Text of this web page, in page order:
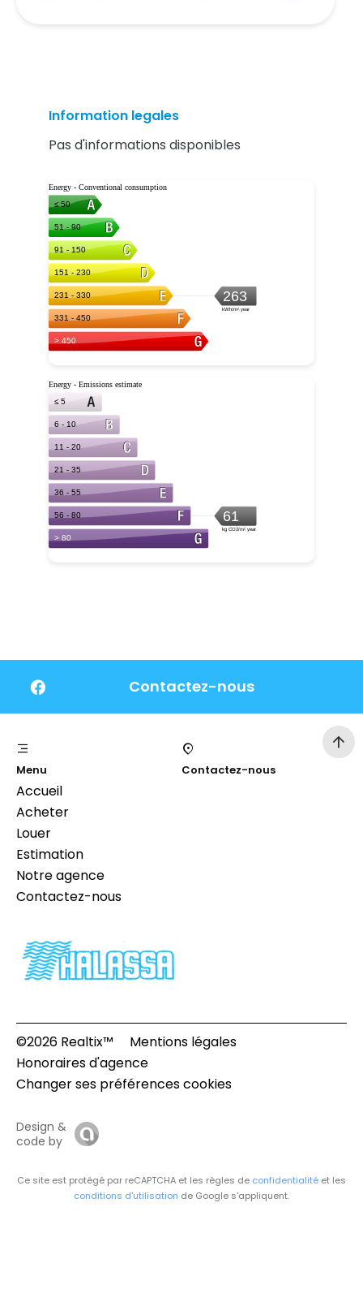
Information legales
Pas d'informations disponibles
Contactez-nous
Menu
Accueil
Acheter
Louer
Estimation
Notre agence
Contactez-nous
Contactez-nous
©2026 Realtix™
Mentions légales
Honoraires d'agence
Changer ses préférences cookies
Design &
code by
Ce site est protégé par reCAPTCHA et les règles de confidentialité et les
conditions d'utilisation de Google s'appliquent.